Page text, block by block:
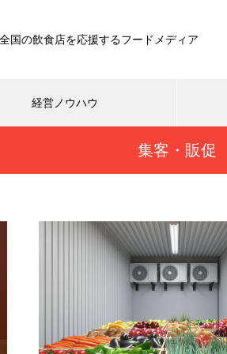
全国の飲食店を応援するフードメディア
経営ノウハウ
集客・販促